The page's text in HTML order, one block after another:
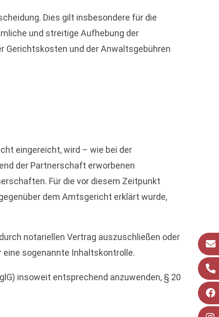
Dies gilt insbesondere für die
und streitige Aufhebung der
Gerichtskosten und der Anwaltsgebühren
eingereicht, wird – wie bei der
der Partnerschaft erworbenen
Für die vor diesem Zeitpunkt
dem Amtsgericht erklärt wurde,
notariellen Vertrag auszuschließen oder
eine sogenannte Inhaltskontrolle.
insoweit entsprechend anzuwenden, § 20